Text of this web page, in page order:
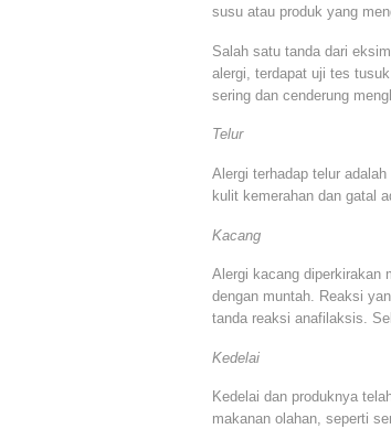
susu atau produk yang
Salah satu tanda dari
alergi, terdapat uji tes
sering dan cenderung
Telur
Alergi terhadap telur
kulit kemerahan dan gatal
Kacang
Alergi kacang diperkirakan
dengan muntah. Reaksi
tanda reaksi anafilaksis.
Kedelai
Kedelai dan produknya
makanan olahan, seperti